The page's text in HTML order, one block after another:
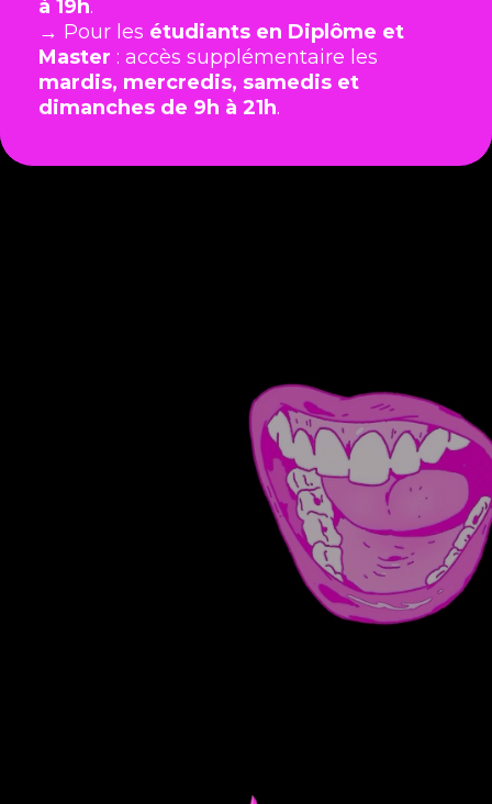
à 19h.
→ Pour les étudiants en Diplôme et
Master : accès supplémentaire les
mardis, mercredis, samedis et
dimanches de 9h à 21h.